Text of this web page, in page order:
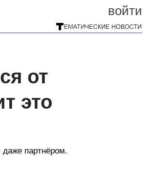
войти
от
это
даже партнёром.